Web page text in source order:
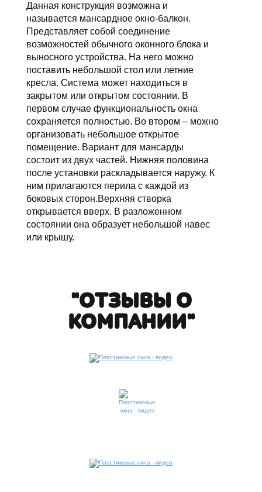
Данная конструкция возможна и
называется мансардное окно-балкон.
Представляет собой соединение
возможностей обычного оконного блока и
выносного устройства. На него можно
поставить небольшой стол или летние
кресла. Система может находиться в
закрытом или открытом состоянии. В
первом случае функциональность окна
сохраняется полностью. Во втором – можно
организовать небольшое открытое
помещение. Вариант для мансарды
состоит из двух частей. Нижняя половина
после установки раскладывается наружу. К
ним прилагаются перила с каждой из
боковых сторон.Верхняя створка
открывается вверх. В разложенном
состоянии она образует небольшой навес
или крышу.
"ОТЗЫВЫ О
КОМПАНИИ"